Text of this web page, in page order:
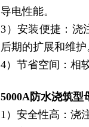
导电性能。
3）安装便捷：浇
后期的扩展和维护
4）节省空间：相
5000A防水浇筑型
1）安全性高：浇